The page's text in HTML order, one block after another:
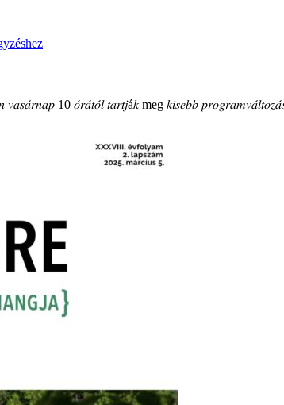
10 𝑜́𝑟𝑎́𝑡𝑜́𝑙 𝑡𝑎𝑟𝑡𝑗á𝑘 meg 𝑘𝑖𝑠𝑒𝑏𝑏